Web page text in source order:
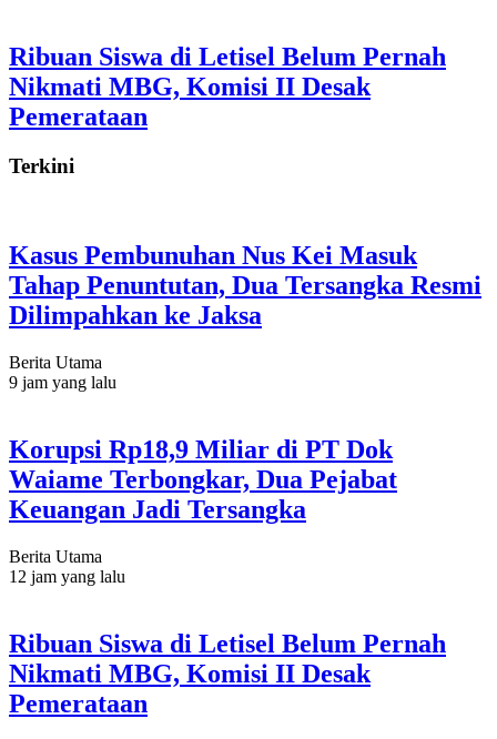
Ribuan Siswa di Letisel Belum Pernah
Nikmati MBG, Komisi II Desak
Pemerataan
Terkini
Kasus Pembunuhan Nus Kei Masuk
Tahap Penuntutan, Dua Tersangka Resmi
Dilimpahkan ke Jaksa
Berita Utama
9 jam yang lalu
Korupsi Rp18,9 Miliar di PT Dok
Waiame Terbongkar, Dua Pejabat
Keuangan Jadi Tersangka
Berita Utama
12 jam yang lalu
Ribuan Siswa di Letisel Belum Pernah
Nikmati MBG, Komisi II Desak
Pemerataan